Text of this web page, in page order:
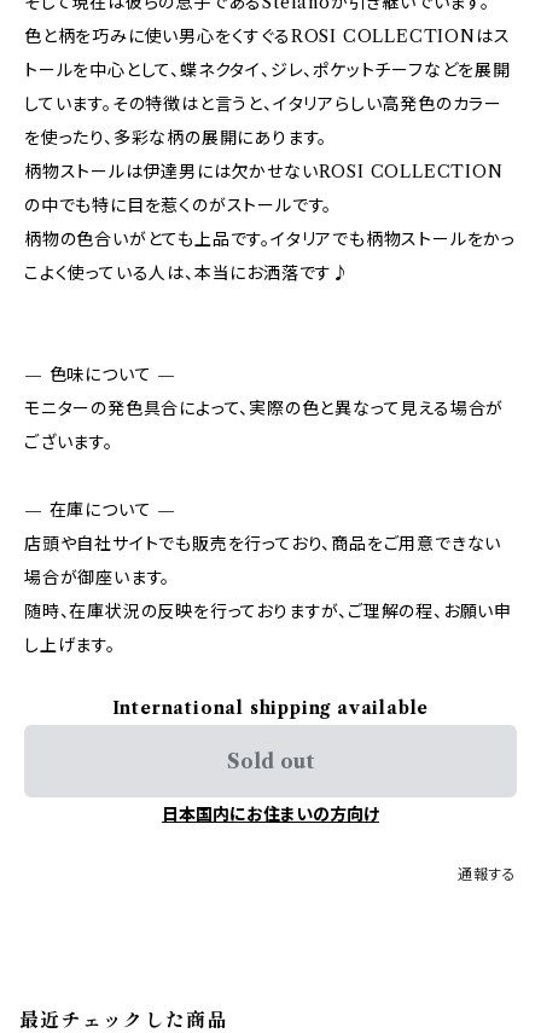
色と柄を巧みに使い男心をくすぐるROSI COLLECTIONはス
トールを中心として、蝶ネクタイ、ジレ、ポケットチーフなどを展開
しています。その特徴はと言うと、イタリアらしい高発色のカラー
を使ったり、多彩な柄の展開にあります。
柄物ストールは伊達男には欠かせないROSI COLLECTION
の中でも特に目を惹くのがストールです。
柄物の色合いがとても上品です。イタリアでも柄物ストールをかっ
こよく使っている人は、本当にお洒落です♪
— 色味について —
モニターの発色具合によって、実際の色と異なって見える場合が
ございます。
— 在庫について —
店頭や自社サイトでも販売を行っており、商品をご用意できない
場合が御座います。
随時、在庫状況の反映を行っておりますが、ご理解の程、お願い申
し上げます。
International shipping available
Sold out
日本国内にお住まいの方向け
通報する
最近チェックした商品